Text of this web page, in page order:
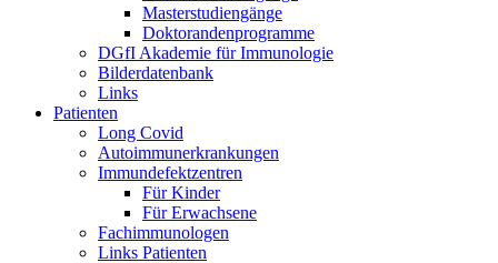
Masterstudiengänge
Doktorandenprogramme
DGfI Akademie für Immunologie
Bilderdatenbank
Links
Patienten
Long Covid
Autoimmunerkrankungen
Immundefektzentren
Für Kinder
Für Erwachsene
Fachimmunologen
Links Patienten